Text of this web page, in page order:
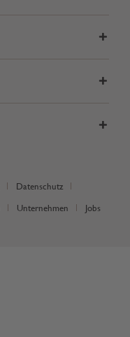
Datenschutz
Unternehmen Jobs